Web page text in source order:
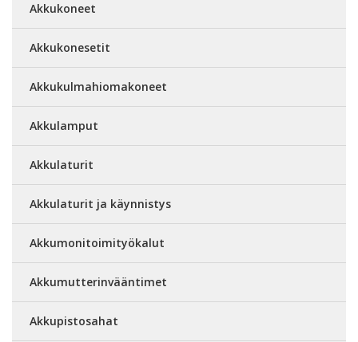
Akkukoneet
Akkukonesetit
Akkukulmahiomakoneet
Akkulamput
Akkulaturit
Akkulaturit ja käynnistys
Akkumonitoimityökalut
Akkumutterinvääntimet
Akkupistosahat